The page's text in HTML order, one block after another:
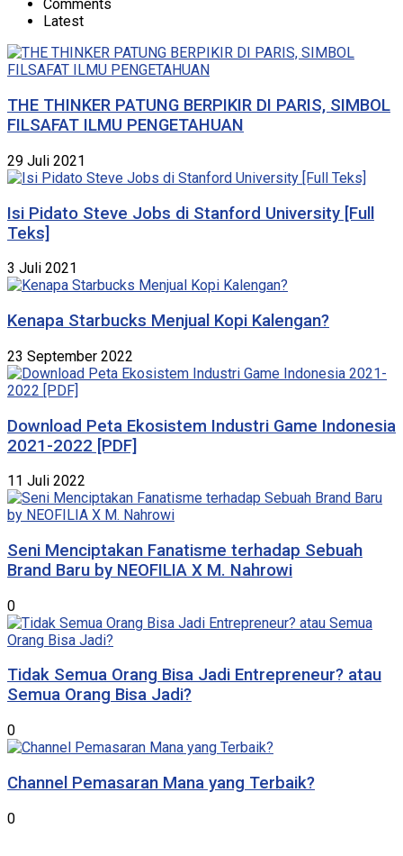
Comments
Latest
THE THINKER PATUNG BERPIKIR DI PARIS, SIMBOL
FILSAFAT ILMU PENGETAHUAN
29 Juli 2021
Isi Pidato Steve Jobs di Stanford University [Full
Teks]
3 Juli 2021
Kenapa Starbucks Menjual Kopi Kalengan?
23 September 2022
Download Peta Ekosistem Industri Game Indonesia
2021-2022 [PDF]
11 Juli 2022
Seni Menciptakan Fanatisme terhadap Sebuah
Brand Baru by NEOFILIA X M. Nahrowi
0
Tidak Semua Orang Bisa Jadi Entrepreneur? atau
Semua Orang Bisa Jadi?
0
Channel Pemasaran Mana yang Terbaik?
0